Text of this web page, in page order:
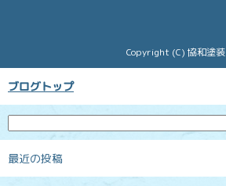
Copyright (C) 協和塗装
ブログトップ
最近の投稿